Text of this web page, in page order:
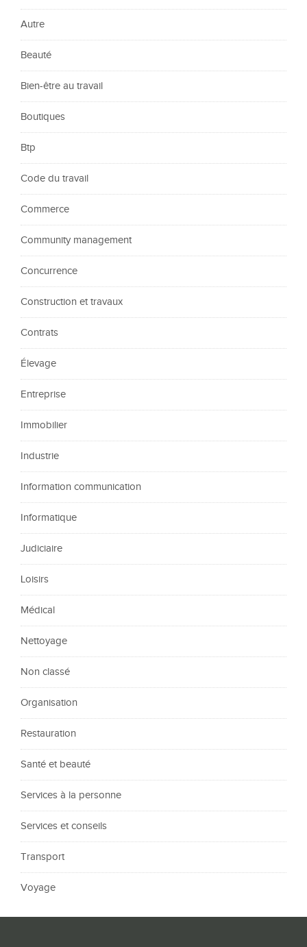
Autre
Beauté
Bien-être au travail
Boutiques
Btp
Code du travail
Commerce
Community management
Concurrence
Construction et travaux
Contrats
Élevage
Entreprise
Immobilier
Industrie
Information communication
Informatique
Judiciaire
Loisirs
Médical
Nettoyage
Non classé
Organisation
Restauration
Santé et beauté
Services à la personne
Services et conseils
Transport
Voyage